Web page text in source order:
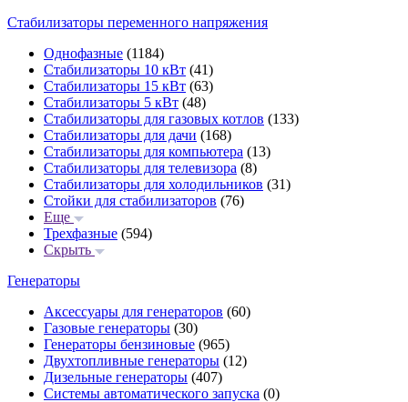
Стабилизаторы переменного напряжения
Однофазные (1184)
Стабилизаторы 10 кВт (41)
Стабилизаторы 15 кВт (63)
Стабилизаторы 5 кВт (48)
Стабилизаторы для газовых котлов (133)
Стабилизаторы для дачи (168)
Стабилизаторы для компьютера (13)
Стабилизаторы для телевизора (8)
Стабилизаторы для холодильников (31)
Стойки для стабилизаторов (76)
Еще
Трехфазные (594)
Скрыть
Генераторы
Аксессуары для генераторов (60)
Газовые генераторы (30)
Генераторы бензиновые (965)
Двухтопливные генераторы (12)
Дизельные генераторы (407)
Системы автоматического запуска (0)